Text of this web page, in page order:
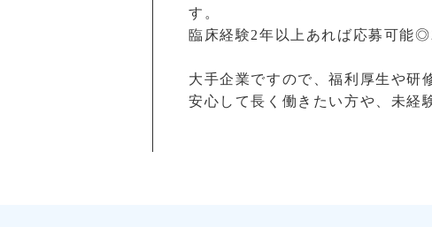
す。
臨床経験2年以上あれば応募可能
大手企業ですので、福利厚生や研
安心して長く働きたい方や、未経